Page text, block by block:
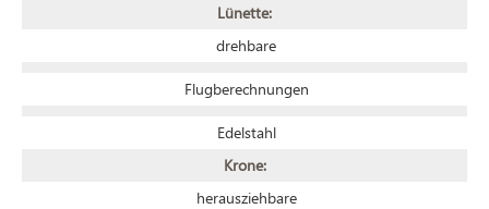
Lünette:
drehbare
Flugberechnungen
Edelstahl
Krone:
herausziehbare